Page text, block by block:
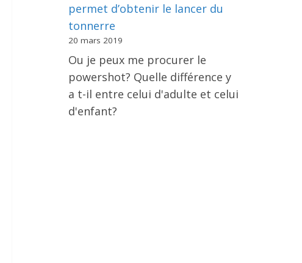
permet d’obtenir le lancer du
tonnerre
20 mars 2019
Ou je peux me procurer le
powershot? Quelle différence y
a t-il entre celui d'adulte et celui
d'enfant?